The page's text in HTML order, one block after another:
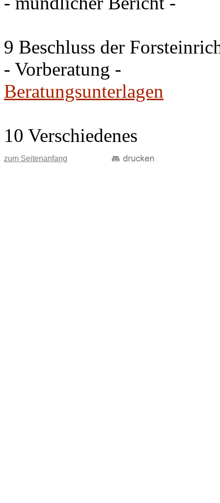
9 Beschluss der
- Vorberatung -
Beratungsunterlagen
10 Verschiedenes
zum Seitenanfang